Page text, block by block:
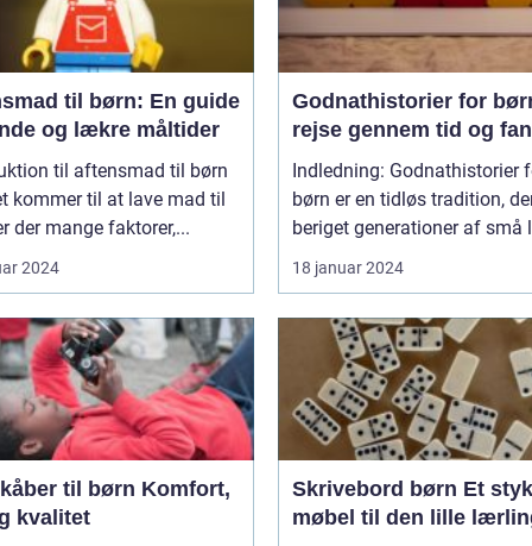
til børn: En guide
og lækre måltider
til aftensmad til børn
kommer til at lave mad til
der mange faktorer,...
2024
Godnathistorier for
rejse gennem tid og
Indledning: Godnathistorier
børn er en tidløs tradition,
beriget generationer af små
18 januar 2024
til børn Komfort,
kvalitet
Skrivebord børn Et stykke
møbel til den lille